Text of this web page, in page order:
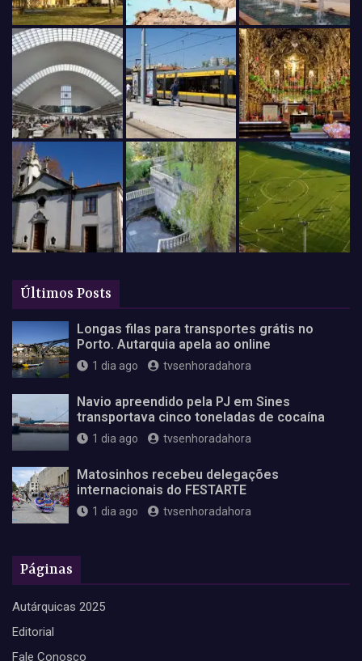
Últimos Posts
Longas filas para transportes grátis no
Porto. Autarquia apela ao online
1 dia ago tvsenhoradahora
Navio apreendido pela PJ em Sines
transportava cinco toneladas de cocaína
1 dia ago tvsenhoradahora
Matosinhos recebeu delegações
internacionais do FESTARTE
1 dia ago tvsenhoradahora
Páginas
Autárquicas 2025
Editorial
Fale Conosco